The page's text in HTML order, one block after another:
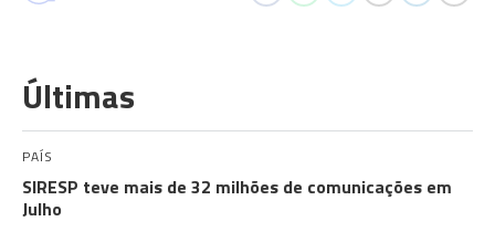
Últimas
PAÍS
SIRESP teve mais de 32 milhões de comunicações em
Julho